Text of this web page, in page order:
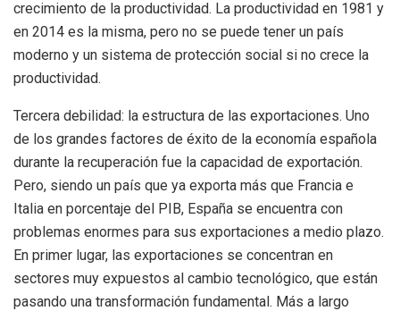
crecimiento de la productividad. La productividad en 1981 y
en 2014 es la misma, pero no se puede tener un país
moderno y un sistema de protección social si no crece la
productividad.
Tercera debilidad: la estructura de las exportaciones. Uno
de los grandes factores de éxito de la economía española
durante la recuperación fue la capacidad de exportación.
Pero, siendo un país que ya exporta más que Francia e
Italia en porcentaje del PIB, España se encuentra con
problemas enormes para sus exportaciones a medio plazo.
En primer lugar, las exportaciones se concentran en
sectores muy expuestos al cambio tecnológico, que están
pasando una transformación fundamental. Más a largo